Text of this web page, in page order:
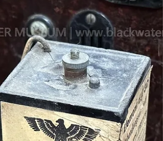
Water Museum Collections | 黑水博物館館藏》
1. 基本資料 文物名稱：德國斜面木殼礦石檢
波接收機附民國33年(1944)國防軍Dfh.a雙耳
英文名稱：German Crystal Detector Receiver
a Sloping Wooden Cabinet with a 1944
Wehrmacht Dfh.a Double Headset 製造年份：
收機約1930年代中期至1940年代；Dfh.a雙耳
機為民國33年(1944) 製造單位：接收機製造
位未詳；第50號精密插接式晶體檢波器由德
小威爾海姆．席恩公司（Wilhelm Sihn jr.，
WISI）製造；Dfh.a雙耳機由德國盧莫豐工廠
－布魯克納與史塔